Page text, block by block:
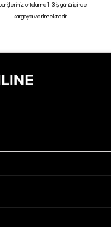
ortalama 1-3 iş günü içinde
kargoya verilmektedir.